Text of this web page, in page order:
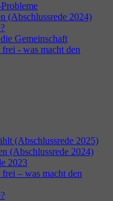
(Abschlussrede 2024)
Gemeinschaft
- was macht den
(Abschlussrede 2025)
(Abschlussrede 2024)
2023
– was macht den